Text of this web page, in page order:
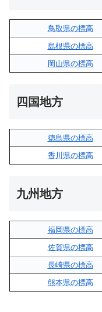
鳥取県の標高
島根県の標高
岡山県の標高
四国地方
徳島県の標高
香川県の標高
九州地方
福岡県の標高
佐賀県の標高
長崎県の標高
熊本県の標高